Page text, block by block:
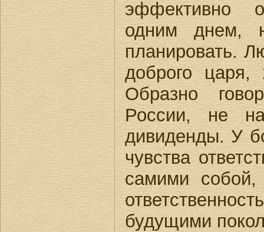
эффективно
одним днем,
планировать.
доброго
Образно
России, не
дивиденды. У
чувства
самими
будущими